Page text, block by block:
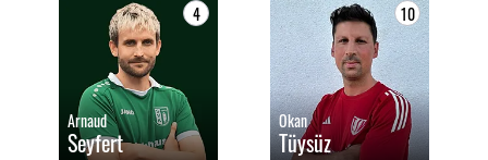
4
Arnaud
Seyfert
10
Okan
Tüysüz